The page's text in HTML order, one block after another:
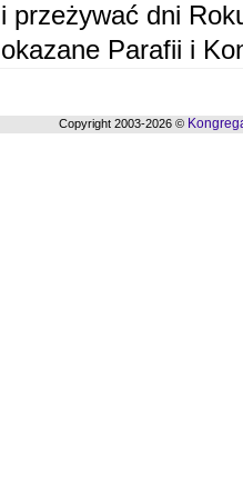
i przeżywać dni
okazane Parafii i
Copyright 2003-2026 ©